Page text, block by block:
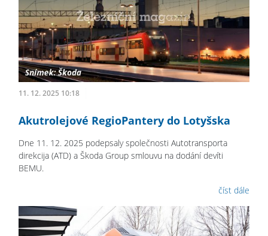
11. 12. 2025 10:18
Akutrolejové RegioPantery do Lotyšska
Dne 11. 12. 2025 podepsaly společnosti Autotransporta
direkcija (ATD) a Škoda Group smlouvu na dodání devíti
BEMU.
číst dále